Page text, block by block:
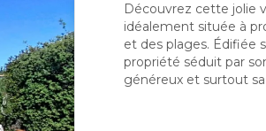
Découvrez cette jolie
idéalement située à
et des plages. Édifiée
propriété séduit par
généreux et surtout sa